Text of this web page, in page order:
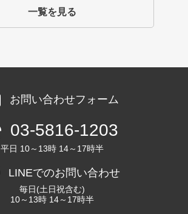
一覧を見る
お問い合わせフォーム
03-5816-1203
平日 10～13時 14～17時半
LINEでのお問い合わせ
毎日(土日祝含む)
10～13時 14～17時半